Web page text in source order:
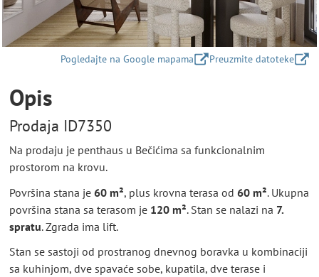
Pogledajte na Google mapama Preuzmite datoteke
Opis
Prodaja ID7350
Na prodaju je penthaus u Bečićima sa funkcionalnim
prostorom na krovu.
Površina stana je 60 m², plus krovna terasa od 60 m². Ukupna
površina stana sa terasom je 120 m². Stan se nalazi na 7.
spratu. Zgrada ima lift.
Stan se sastoji od prostranog dnevnog boravka u kombinaciji
sa kuhinjom, dve spavaće sobe, kupatila, dve terase i